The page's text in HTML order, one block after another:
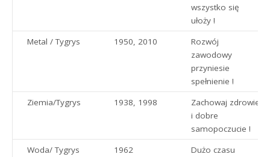
wszystko się
ułoży !
Metal / Tygrys
1950, 2010
Rozwój
zawodowy
przyniesie
spełnienie !
Ziemia/Tygrys
1938, 1998
Zachowaj zdrowie
i dobre
samopoczucie !
Woda/ Tygrys
1962
Dużo czasu